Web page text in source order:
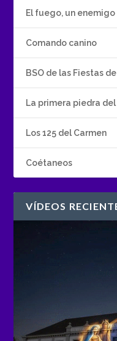
El fuego, un
Comando canino
BSO de las Fiestas
La primera piedra
Los 125 del Carmen
Coétaneos
VÍDEOS